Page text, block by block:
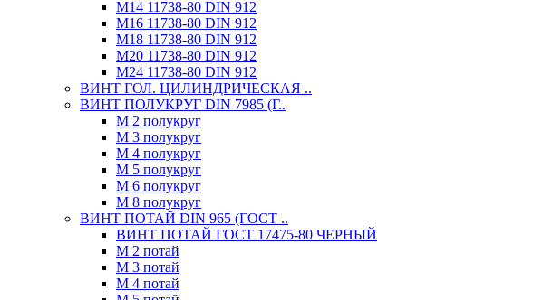
М14 11738-80 DIN 912
М16 11738-80 DIN 912
М18 11738-80 DIN 912
М20 11738-80 DIN 912
М24 11738-80 DIN 912
ВИНТ ГОЛ. ЦИЛИНДРИЧЕСКАЯ ..
ВИНТ ПОЛУКРУГ DIN 7985 (Г..
М 2 полукруг
М 3 полукруг
М 4 полукруг
М 5 полукруг
М 6 полукруг
М 8 полукруг
ВИНТ ПОТАЙ DIN 965 (ГОСТ ..
ВИНТ ПОТАЙ ГОСТ 17475-80 ЧЕРНЫЙ
М 2 потай
М 3 потай
М 4 потай